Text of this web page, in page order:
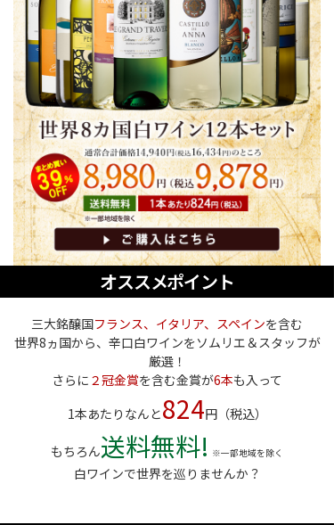
オススメポイント
三大銘醸国フランス、イタリア、スペインを含む
世界8ヵ国から、辛口白ワインをソムリエ＆スタッフが
厳選！
さらに ２冠金賞を含む金賞が6本も入って
1本あたりなんと824円（税込）
もちろん送料無料! ※一部地域を除く
白ワインで世界を巡りませんか？